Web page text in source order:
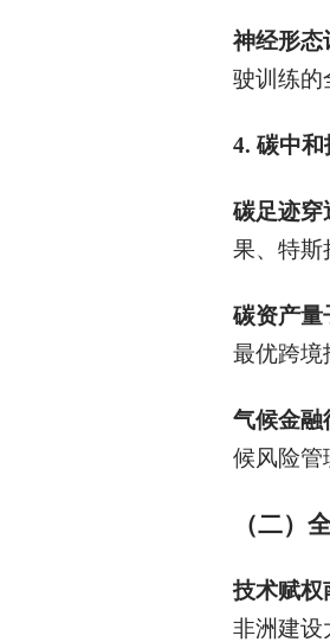
神经形态
驶训练的
4. 碳中和
碳足迹穿
果、特斯
碳资产量
最优跨境
气候金融
候风险管
（二）
技术赋权
非洲建设